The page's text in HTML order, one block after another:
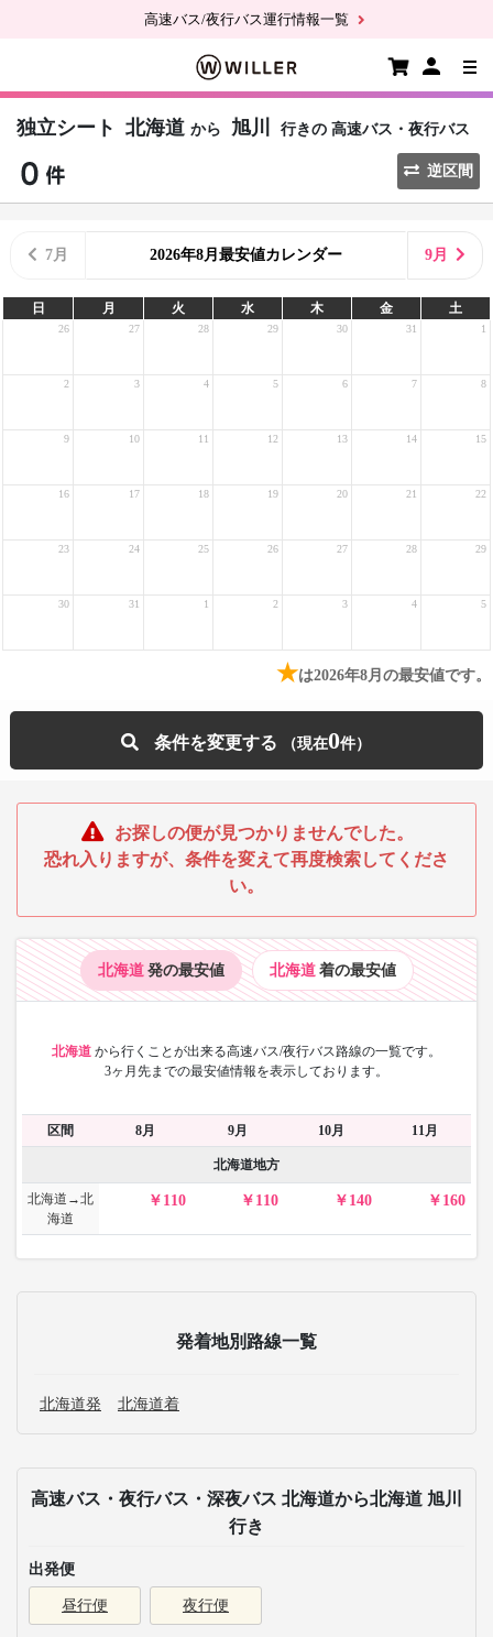
高速バス/夜行バス運行情報一覧
独立シート 北海道 から 旭川 行きの 高速バス・夜行バス
逆区間
7月 2026年8月最安値カレンダー 9月
日 月 火 水 木 金 土
26 27 28 29 30 31 1
2 3 4 5 6 7 8
9 10 11 12 13 14 15
16 17 18 19 20 21 22
23 24 25 26 27 28 29
30 31 1 2 3 4 5
★は2026年8月の最安値です。
条件を変更する 0
お探しの便が見つかりませんでした。
恐れ入りますが、条件を変えて再度検索してくださ
い。
北海道 発の最安値 北海道 着の最安値
北海道 から行くことが出来る高速バス/夜行バス路線の一覧です。
3ヶ月先までの最安値情報を表示しております。
区間 8月 9月 10月 11月
北海道地方
北海道→北
海道
110 110 140 160
発着地別路線一覧
北海道発 北海道着
高速バス・夜行バス・深夜バス 北海道から北海道 旭川
行き
出発便
昼行便 夜行便